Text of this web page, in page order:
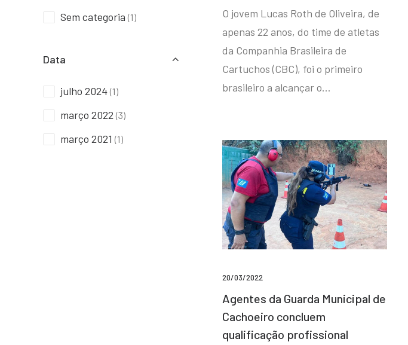
Sem categoria (1)
Data
julho 2024 (1)
março 2022 (3)
março 2021 (1)
O jovem Lucas Roth de Oliveira, de
apenas 22 anos, do time de atletas
da Companhia Brasileira de
Cartuchos (CBC), foi o primeiro
brasileiro a alcançar o…
20/03/2022
Agentes da Guarda Municipal de
Cachoeiro concluem
qualificação profissional